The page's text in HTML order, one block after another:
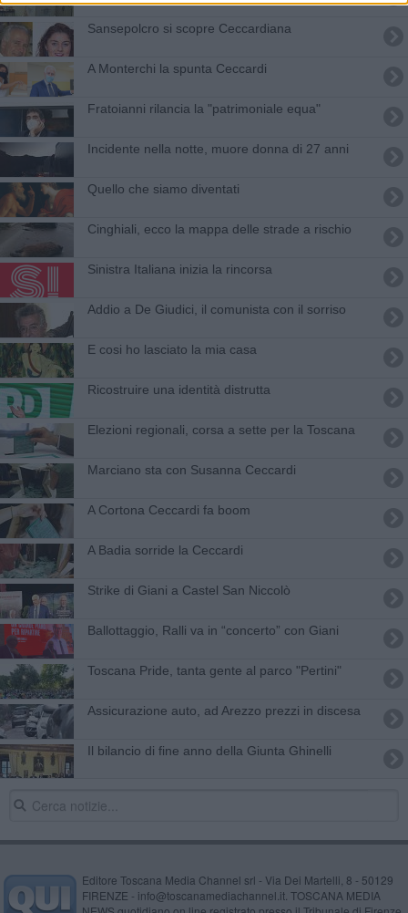
Sansepolcro si scopre Ceccardiana
A Monterchi la spunta Ceccardi
Fratoianni rilancia la "patrimoniale equa"
Incidente nella notte, muore donna di 27 anni
Quello che siamo diventati
Cinghiali, ecco la mappa delle strade a rischio
Sinistra Italiana inizia la rincorsa
Addio a De Giudici, il comunista con il sorriso
​E cosi ho lasciato la mia casa
Ricostruire una identità distrutta
Elezioni regionali, corsa a sette per la Toscana
Marciano sta con Susanna Ceccardi
​A Cortona Ceccardi fa boom
A Badia sorride la Ceccardi
Strike di Giani a Castel San Niccolò
​Ballottaggio, Ralli va in “concerto” con Giani
Toscana Pride, tanta gente al parco "Pertini"
Assicurazione auto, ad Arezzo prezzi in discesa
Il bilancio di fine anno della Giunta Ghinelli
Editore Toscana Media Channel srl - Via Dei Martelli, 8 - 50129
FIRENZE - info@toscanamediachannel.it. TOSCANA MEDIA